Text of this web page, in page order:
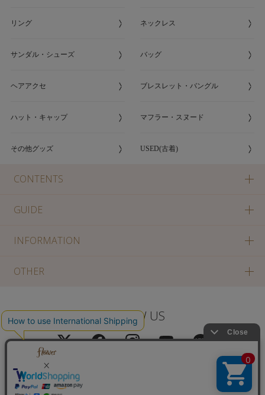
リング ネックレス
サンダル・シューズ バッグ
ヘアアクセ ブレスレット・バングル
ハット・キャップ マフラー・スヌード
その他グッズ USED(古着)
CONTENTS
GUIDE
INFORMATION
OTHER
FOLLOW US